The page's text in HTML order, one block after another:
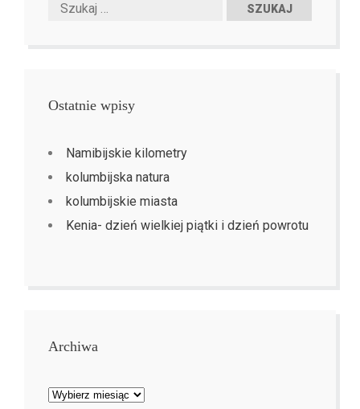
Ostatnie wpisy
Namibijskie kilometry
kolumbijska natura
kolumbijskie miasta
Kenia- dzień wielkiej piątki i dzień powrotu
Archiwa
Archiwa